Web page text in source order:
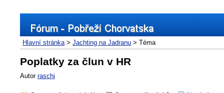
Hlavní stránka> Jachting na Jadranu > Téma
Poplatky za člun v HR
Autor raschi